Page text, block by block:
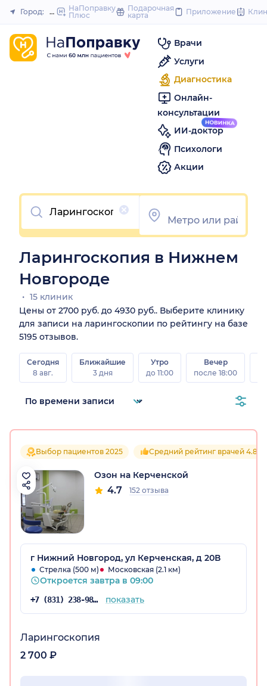
to
Закрыть
Город: Нижний Новгород
НаПоправку
Плюс
Подарочная
карта
Приложение
Врачи
Услуги
Диагностика
Онлайн-
консультации
ИИ-доктор
Психологи
Акции
Очистить
Ларингоскопия в Нижнем
Новгороде
15 клиник
Цены от 2700 руб. до 4930 руб.. Выберите клинику
для записи на ларингоскопии по рейтингу на базе
5195 отзывов.
Сегодня
8 авг.
Ближайшие
3 дня
Утро
до 11:00
Вечер
после 18:00
Выбор пациентов 2025 Средний рейтинг врачей 4.8
Озон на Керченской
4.7 152 отзыва
г Нижний Новгород, ул Керченская, д 20В
Стрелка (500 м) Московская (2.1 км)
Откроется завтра в 09:00
+7 (831) 238-98-81 показать
Ларингоскопия
2 700 ₽